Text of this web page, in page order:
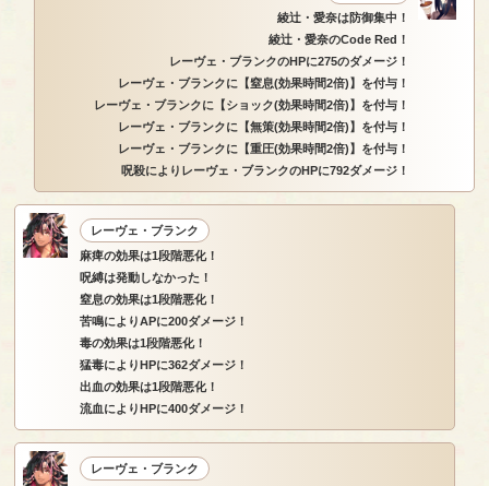
綾辻・愛奈は防御集中！
綾辻・愛奈のCode Red！
レーヴェ・ブランクのHPに275のダメージ！
レーヴェ・ブランクに【窒息(効果時間2倍)】を付与！
レーヴェ・ブランクに【ショック(効果時間2倍)】を付与！
レーヴェ・ブランクに【無策(効果時間2倍)】を付与！
レーヴェ・ブランクに【重圧(効果時間2倍)】を付与！
呪殺によりレーヴェ・ブランクのHPに792ダメージ！
レーヴェ・ブランク
麻痺の効果は1段階悪化！
呪縛は発動しなかった！
窒息の効果は1段階悪化！
苦鳴によりAPに200ダメージ！
毒の効果は1段階悪化！
猛毒によりHPに362ダメージ！
出血の効果は1段階悪化！
流血によりHPに400ダメージ！
レーヴェ・ブランク